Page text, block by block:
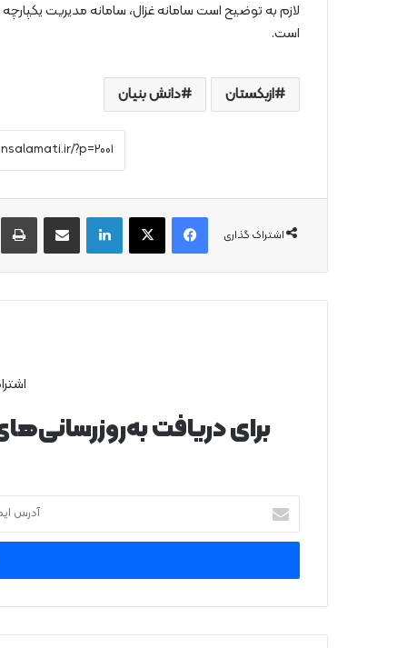
لازم به توضیح است سامانه غزال، سامانه مدیریت
است.
ازبکستان دانش بنیان
اشتراک گذاری
فیس بوک لینکدین از طریق ایمیل به اشتراک بگذارید
برای دریافت
ر
ا
ی